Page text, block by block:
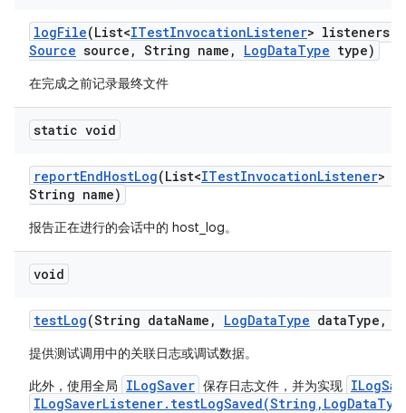
logFile(List<ITestInvocationListener> listeners
Source source , String name , LogDataType type)
在完成之前记录最终文件
static void
reportEndHostLog(List<ITestInvocationListener>
String name)
报告正在进行的会话中的 host_log。
void
testLog(String dataName , LogDataType dataType ,
提供测试调用中的关联日志或调试数据。
此外，使用全局
ILogSaver 保存日志文件，并为实现